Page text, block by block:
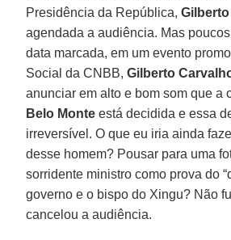
Presidência da República,
agendada a audiência. Mas
data marcada, em um evento
Social da CNBB,Gilberto
anunciar em alto e bom som que a
Belo Monte está decidida e essa
irreversível. O que eu iria ainda
desse homem? Pousar para uma
sorridente ministro como prova do
governo e o bispo do Xingu? Não
cancelou a audiência.